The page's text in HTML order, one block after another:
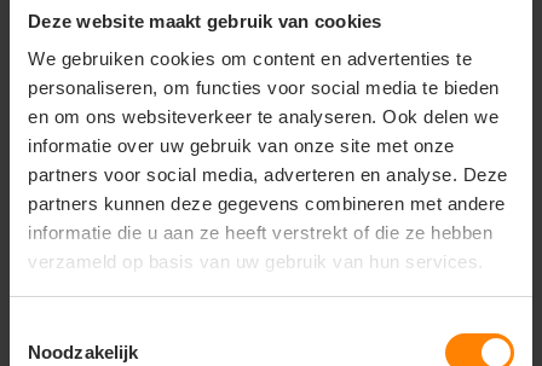
Deze website maakt gebruik van cookies
We gebruiken cookies om content en advertenties te
personaliseren, om functies voor social media te bieden
en om ons websiteverkeer te analyseren. Ook delen we
informatie over uw gebruik van onze site met onze
partners voor social media, adverteren en analyse. Deze
partners kunnen deze gegevens combineren met andere
informatie die u aan ze heeft verstrekt of die ze hebben
verzameld op basis van uw gebruik van hun services.
Noodzakelijk
mail info@jobopromotions.nl
store
Bezoek onze showroom:
Provincialeweg 59 - Velddriel
Dit vind je misschien ook leuk
Items van productcarrousel